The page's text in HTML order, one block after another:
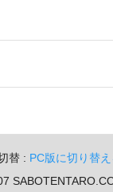
替 : PC版に切り替え